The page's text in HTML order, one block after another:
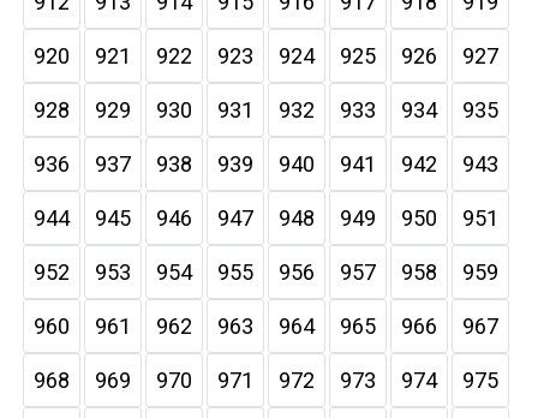
920 921 922 923 924 925 926 927
928 929 930 931 932 933 934 935
936 937 938 939 940 941 942 943
944 945 946 947 948 949 950 951
952 953 954 955 956 957 958 959
960 961 962 963 964 965 966 967
968 969 970 971 972 973 974 975